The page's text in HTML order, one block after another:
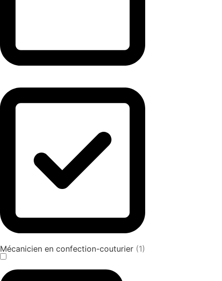
Mécanicien en confection-couturier (1)